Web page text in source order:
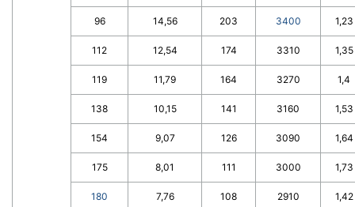
96 14,56 203 3400 1,23
112 12,54 174 3310 1,35
119 11,79 164 3270 1,4
138 10,15 141 3160 1,53
154 9,07 126 3090 1,64
175 8,01 111 3000 1,73
180 7,76 108 2910 1,42